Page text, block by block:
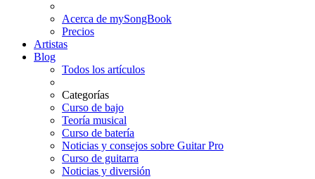
Acerca de mySongBook
Precios
Artistas
Blog
Todos los artículos
Categorías
Curso de bajo
Teoría musical
Curso de batería
Noticias y consejos sobre Guitar Pro
Curso de guitarra
Noticias y diversión